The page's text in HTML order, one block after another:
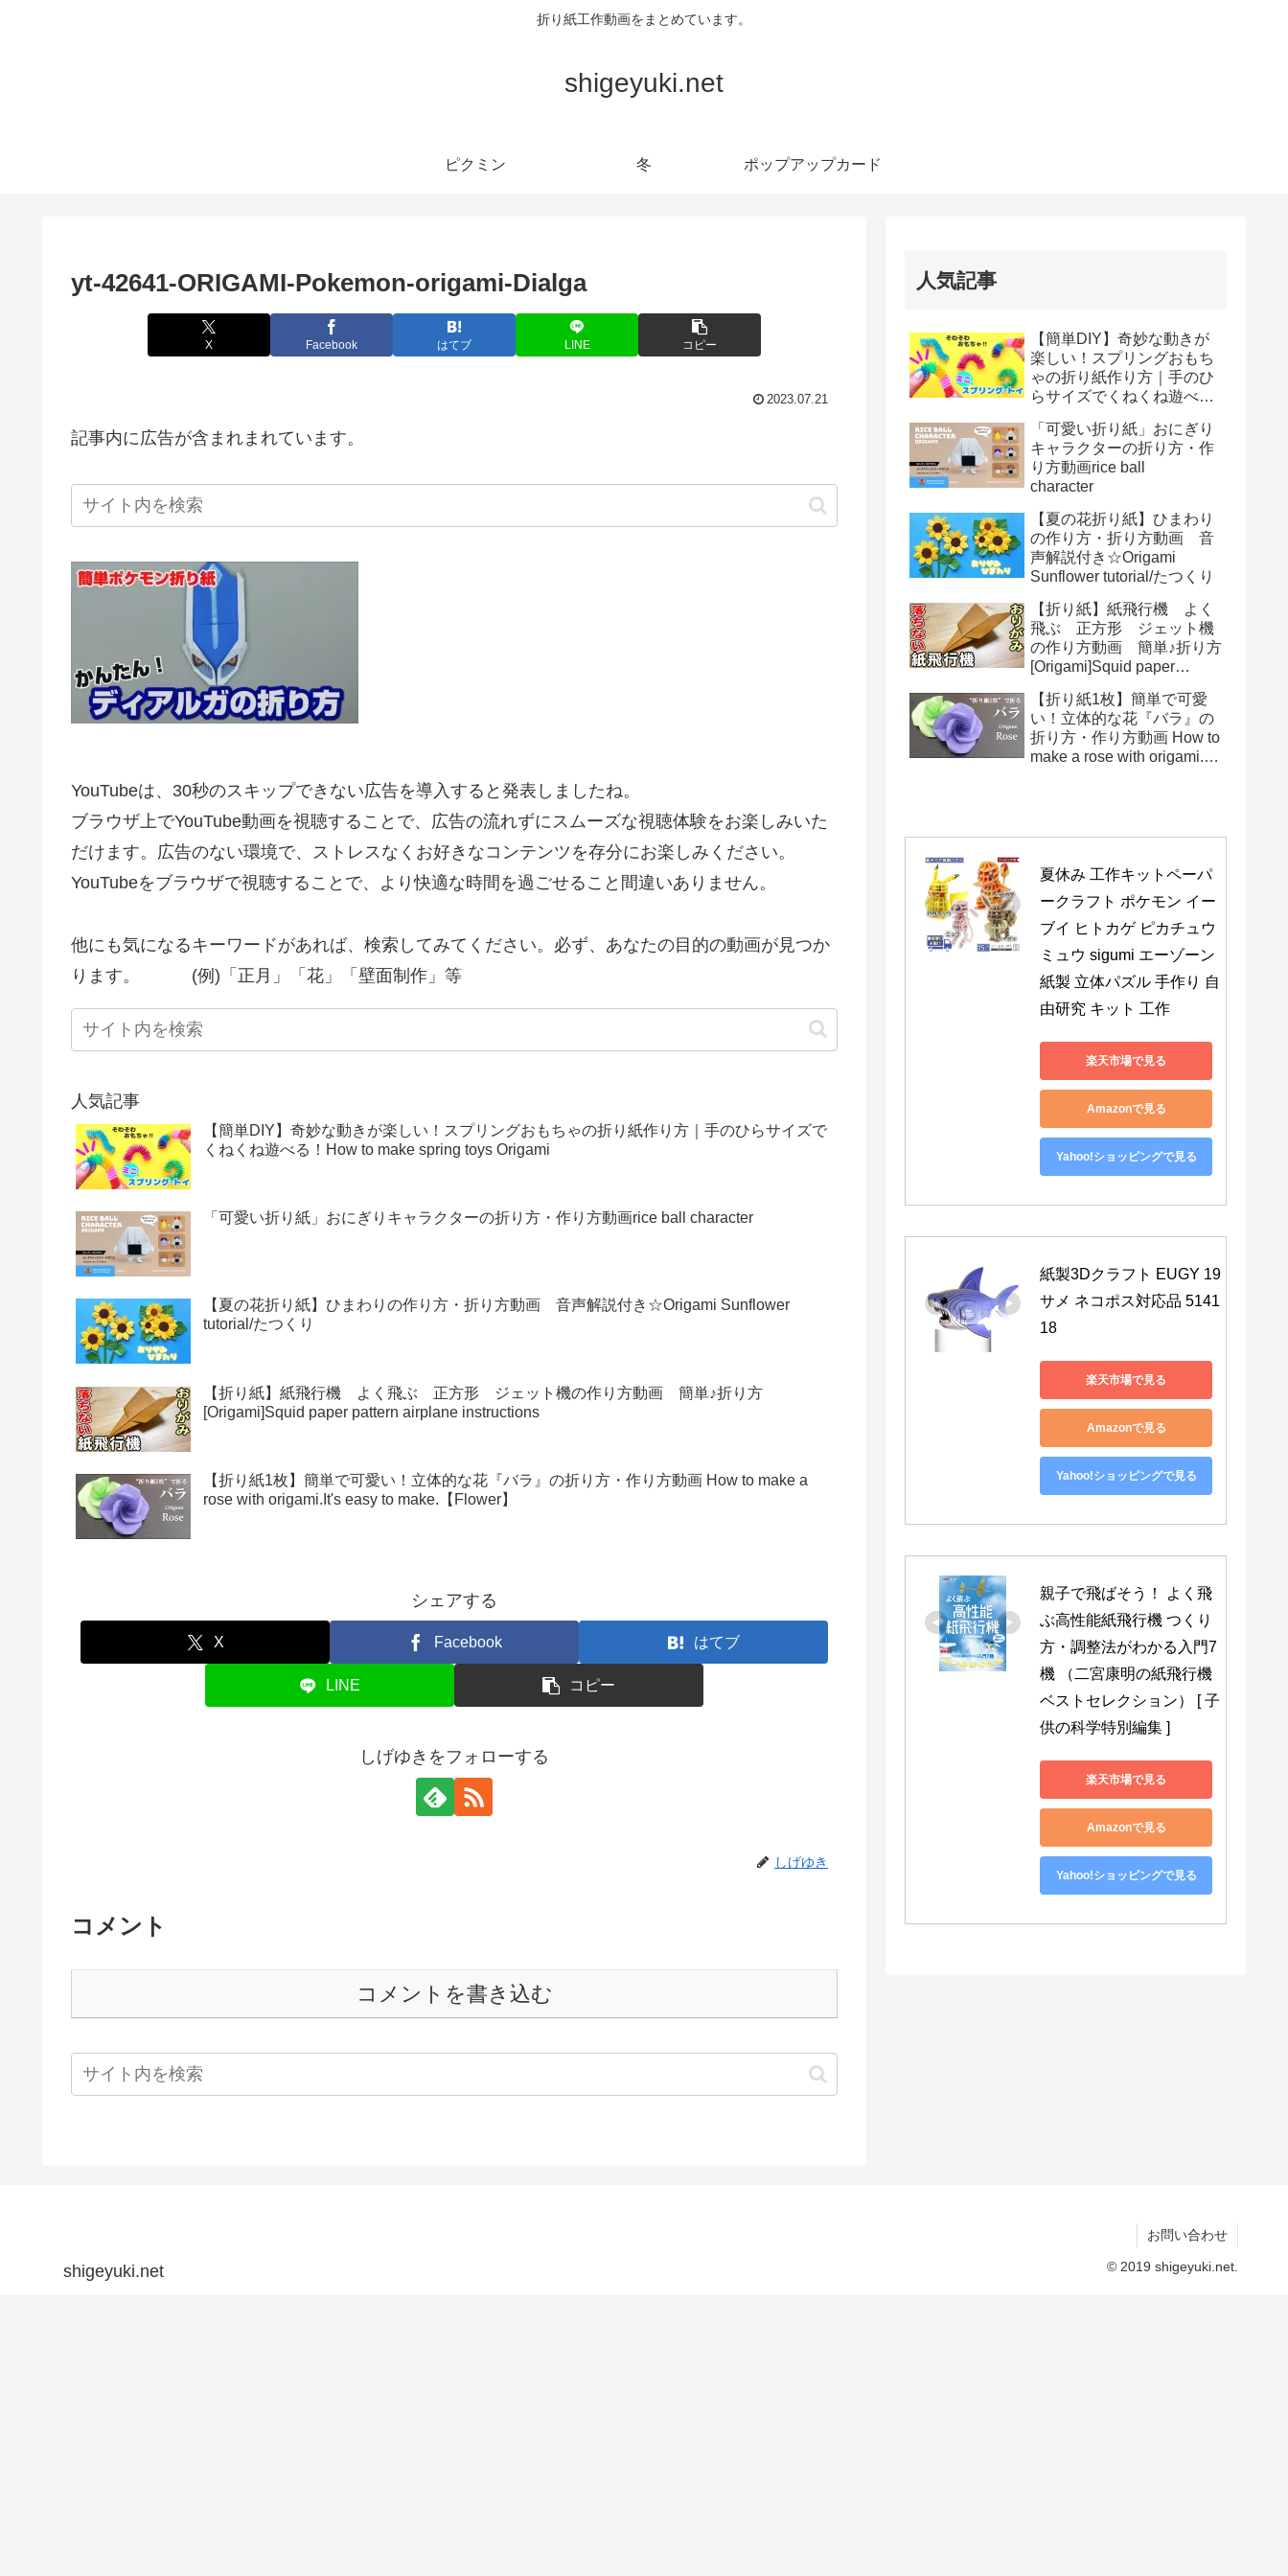
折り紙工作動画をまとめています。
shigeyuki.net
ピクミン 冬 ポップアップカード
yt-42641-ORIGAMI-Pokemon-origami-Dialga
X Facebook はてブ LINE コピー
2023.07.21
記事内に広告が含まれまれています。
YouTubeは、30秒のスキップできない広告を導入すると発表しましたね。
ブラウザ上でYouTube動画を視聴することで、広告の流れずにスムーズな視聴体験をお楽しみいた
だけます。広告のない環境で、ストレスなくお好きなコンテンツを存分にお楽しみください。
YouTubeをブラウザで視聴することで、より快適な時間を過ごせること間違いありません。
他にも気になるキーワードがあれば、検索してみてください。必ず、あなたの目的の動画が見つか
ります。 (例)「正月」「花」「壁面制作」等
人気記事
【簡単DIY】奇妙な動きが楽しい！スプリングおもちゃの折り紙作り方｜手のひらサイズで
くねくね遊べる！How to make spring toys Origami
「可愛い折り紙」おにぎりキャラクターの折り方・作り方動画rice ball character
【夏の花折り紙】ひまわりの作り方・折り方動画 音声解説付き☆Origami Sunflower
tutorial/たつくり
【折り紙】紙飛行機 よく飛ぶ 正方形 ジェット機の作り方動画 簡単♪折り方
[Origami]Squid paper pattern airplane instructions
【折り紙1枚】簡単で可愛い！立体的な花『バラ』の折り方・作り方動画 How to make a
rose with origami.It's easy to make.【Flower】
シェアする
X Facebook はてブ
LINE コピー
しげゆきをフォローする
しげゆき
コメント
コメントを書き込む
人気記事
【簡単DIY】奇妙な動きが
楽しい！スプリングおもち
ゃの折り紙作り方｜手のひ
らサイズでくねくね遊べ
toys Origami
「可愛い折り紙」おにぎり
キャラクターの折り方・作
り方動画rice ball
character
【夏の花折り紙】ひまわり
の作り方・折り方動画 音
声解説付き☆Origami
Sunflower tutorial/たつくり
【折り紙】紙飛行機 よく
飛ぶ 正方形 ジェット機
の作り方動画 簡単♪折り方
[Origami]Squid paper
【折り紙1枚】簡単で可愛
い！立体的な花『バラ』の
折り方・作り方動画 How to
make a rose with origami.It's
夏休み 工作キットペーパ
ークラフト ポケモン イー
ブイ ヒトカゲ ピカチュウ
ミュウ sigumi エーゾーン
紙製 立体パズル 手作り 自
由研究 キット 工作
楽天市場で見る
Amazonで見る
Yahoo!ショッピングで見る
紙製3Dクラフト EUGY 19
サメ ネコポス対応品 5141
18
楽天市場で見る
Amazonで見る
Yahoo!ショッピングで見る
親子で飛ばそう！ よく飛
ぶ高性能紙飛行機 つくり
方・調整法がわかる入門7
機 （二宮康明の紙飛行機
ベストセレクション） [ 子
供の科学特別編集 ]
楽天市場で見る
Amazonで見る
Yahoo!ショッピングで見る
shigeyuki.net
お問い合わせ
© 2019 shigeyuki.net.